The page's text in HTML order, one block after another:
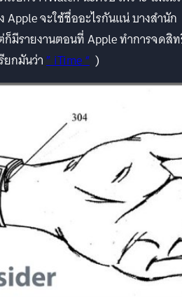
Apple จะใช้ชื่ออะไรกันแน่ บางสำนัก
ก็มีรายงานตอนที่ Apple ทำการจดสิ
ยกมันว่า” iTime “ )